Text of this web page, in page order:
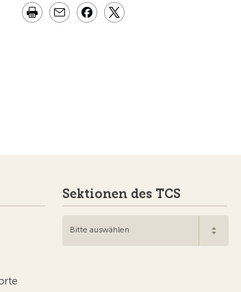
Sektionen des TCS
Bitte auswählen